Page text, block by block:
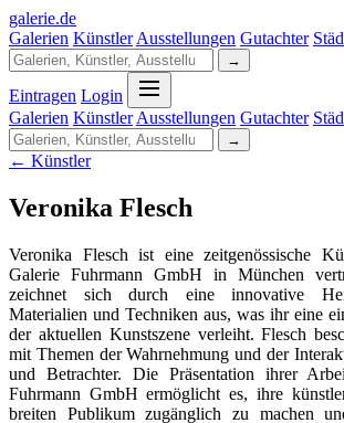
galerie.de
Galerien Künstler Ausstellungen Gutachter
→
Eintragen Login
Galerien Künstler Ausstellungen Gutachter
→
← Künstler
Veronika Flesch
Veronika Flesch ist eine zeitgenössische
Galerie Fuhrmann GmbH in München
zeichnet sich durch eine innovative
Materialien und Techniken aus, was ihr eine
der aktuellen Kunstszene verleiht. Flesch
mit Themen der Wahrnehmung und der
und Betrachter. Die Präsentation ihrer
Fuhrmann GmbH ermöglicht es, ihre
breiten Publikum zugänglich zu machen